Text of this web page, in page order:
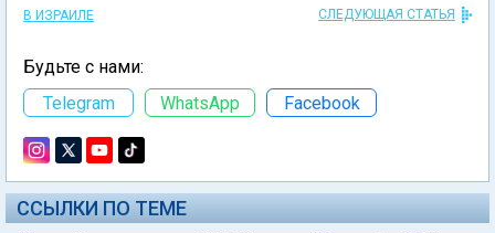
В ИЗРАИЛЕ СЛЕДУЮЩАЯ СТАТЬЯ
Будьте с нами:
Telegram
WhatsApp Facebook
ССЫЛКИ ПО ТЕМЕ